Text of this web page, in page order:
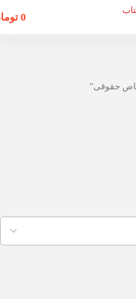
0
حقوقی”